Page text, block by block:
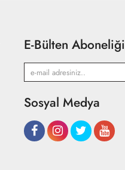
E-Bülten Aboneliği
Sosyal Medya